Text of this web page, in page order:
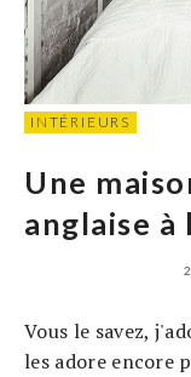
INTÉRIEURS
Une
anglaise à
Vous le savez,
les adore encore